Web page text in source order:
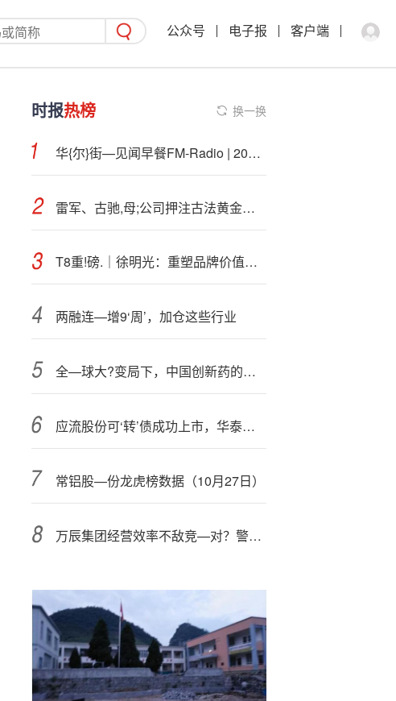
公众号 电子报 客户端
时报热榜 换一换
华{尔}街—见闻早餐FM-Radio | 2025年9月24日
雷军、古驰,母;公司押注古法黄金赛道，老铺黄金的“对手”来了？
T8重!磅.｜徐明光：重塑品牌价值，让千年黄酒焕发时代活力与魅力！
两融连—增9‘周’，加仓这些行业
全—球大?变局下，中国创新药的集体拐点与百奥赛图的征途
应流股份可‘转’债成功上市，华泰联合证券为新质生产力培育引入高端装备力量
常铝股—份龙虎榜数据（10月27日）
万辰集团经营效率不敌竞—对？警惕‘高’ROE陷阱 关联腾挪资产负债率飙升至90%